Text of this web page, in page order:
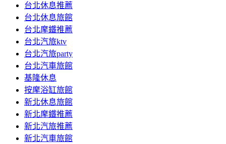
台北休息推薦
台北休息旅館
台北摩鐵推薦
台北汽旅ktv
台北汽旅party
台北汽車旅館
基隆休息
按摩浴缸旅館
新北休息旅館
新北摩鐵推薦
新北汽旅推薦
新北汽車旅館